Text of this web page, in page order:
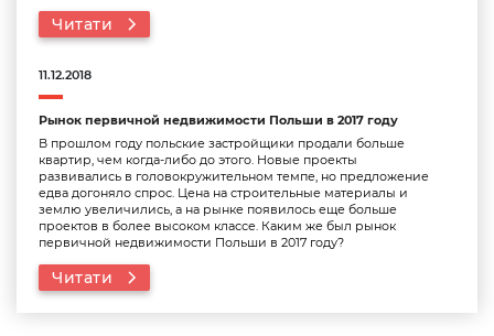
Читати
11.12.2018
Рынок первичной недвижимости Польши в 2017 году
В прошлом году польские застройщики продали больше
квартир, чем когда-либо до этого. Новые проекты
развивались в головокружительном темпе, но предложение
едва догоняло спрос. Цена на строительные материалы и
землю увеличились, а на рынке появилось еще больше
проектов в более высоком классе. Каким же был рынок
первичной недвижимости Польши в 2017 году?
Читати